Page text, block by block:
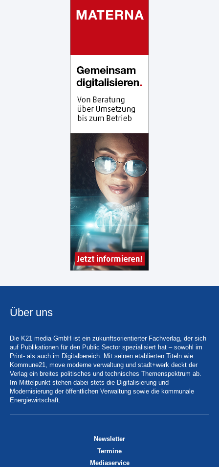
Über uns
Die K21 media GmbH ist ein zukunftsorientierter Fachverlag, der sich
auf Publikationen für den Public Sector spezialisiert hat – sowohl im
Print- als auch im Digitalbereich. Mit seinen etablierten Titeln wie
Kommune21, move moderne verwaltung und stadt+werk deckt der
Verlag ein breites politisches und technisches Themenspektrum ab.
Im Mittelpunkt stehen dabei stets die Digitalisierung und
Modernisierung der öffentlichen Verwaltung sowie die kommunale
Energiewirtschaft.
Newsletter
Termine
Mediaservice